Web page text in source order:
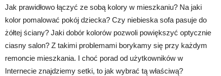
Jak prawidłowo łączyć ze sobą kolory w mieszkaniu? Na jaki
kolor pomalować pokój dziecka? Czy niebieska sofa pasuje do
żółtej ściany? Jaki dobór kolorów pozwoli powiększyć optycznie
ciasny salon? Z takimi problemami borykamy się przy każdym
remoncie mieszkania. I choć porad od użytkowników w
Internecie znajdziemy setki, to jak wybrać tą właściwą?